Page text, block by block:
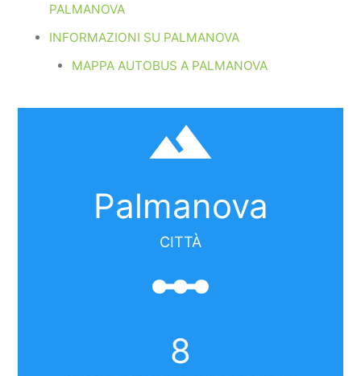
PALMANOVA
INFORMAZIONI SU PALMANOVA
MAPPA AUTOBUS A PALMANOVA
filter_hdr
Palmanova
CITTÀ
linear_scale
8